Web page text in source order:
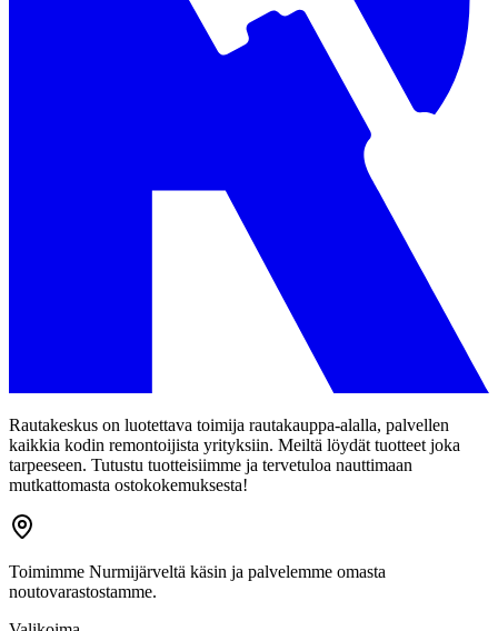
Rautakeskus on luotettava toimija rautakauppa-alalla, palvellen
kaikkia kodin remontoijista yrityksiin. Meiltä löydät tuotteet joka
tarpeeseen. Tutustu tuotteisiimme ja tervetuloa nauttimaan
mutkattomasta ostokokemuksesta!
Toimimme Nurmijärveltä käsin ja palvelemme omasta
noutovarastostamme.